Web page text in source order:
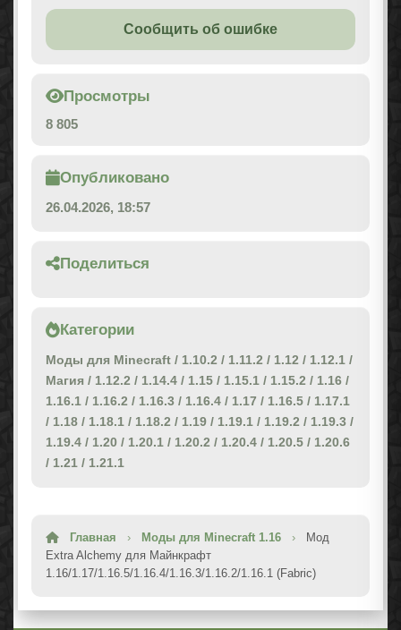
Сообщить об ошибке
Просмотры
8 805
Опубликовано
26.04.2026, 18:57
Поделиться
Категории
Моды для Minecraft / 1.10.2 / 1.11.2 / 1.12 / 1.12.1 /
Магия / 1.12.2 / 1.14.4 / 1.15 / 1.15.1 / 1.15.2 / 1.16 /
1.16.1 / 1.16.2 / 1.16.3 / 1.16.4 / 1.17 / 1.16.5 / 1.17.1
/ 1.18 / 1.18.1 / 1.18.2 / 1.19 / 1.19.1 / 1.19.2 / 1.19.3 /
1.19.4 / 1.20 / 1.20.1 / 1.20.2 / 1.20.4 / 1.20.5 / 1.20.6
/ 1.21 / 1.21.1
Главная › Моды для Minecraft 1.16 ›
Мод
Extra Alchemy для Майнкрафт
1.16/1.17/1.16.5/1.16.4/1.16.3/1.16.2/1.16.1 (Fabric)